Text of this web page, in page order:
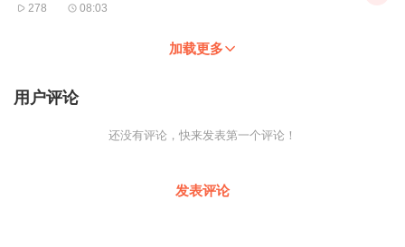
278 08:03
加载更多
用户评论
还没有评论，快来发表第一个评论！
发表评论